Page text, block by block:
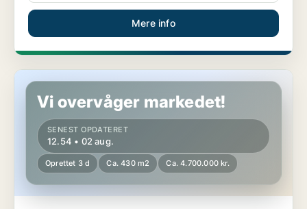
Mere info
Hotelejendom i Værløse
Vi overvåger markedet!
SENEST OPDATERET
12.54 • 02 aug.
Oprettet 3 d Ca. 430 m2 Ca. 4.700.000 kr.